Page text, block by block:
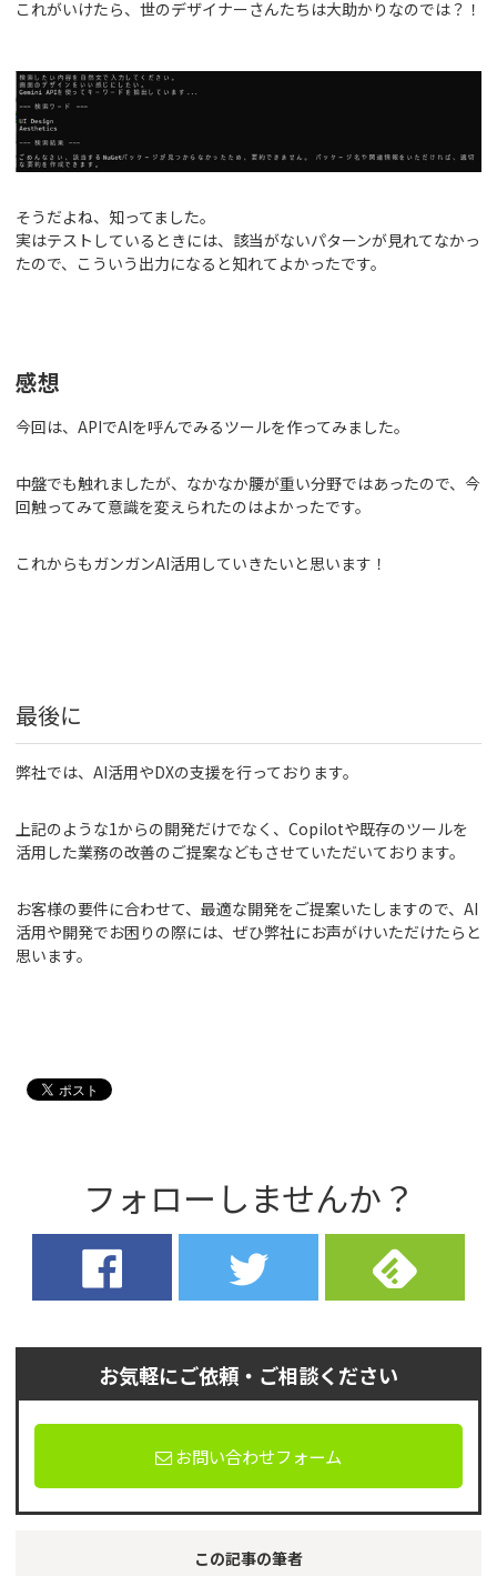
これがいけたら、世のデザイナーさんたちは大助かりなのでは？！
そうだよね、知ってました。
実はテストしているときには、該当がないパターンが見れてなかっ
たので、こういう出力になると知れてよかったです。
感想
今回は、APIでAIを呼んでみるツールを作ってみました。
中盤でも触れましたが、なかなか腰が重い分野ではあったので、今
回触ってみて意識を変えられたのはよかったです。
これからもガンガンAI活用していきたいと思います！
最後に
弊社では、AI活用やDXの支援を行っております。
上記のような1からの開発だけでなく、Copilotや既存のツールを
活用した業務の改善のご提案などもさせていただいております。
お客様の要件に合わせて、最適な開発をご提案いたしますので、AI
活用や開発でお困りの際には、ぜひ弊社にお声がけいただけたらと
思います。
フォローしませんか？
お気軽にご依頼・ご相談ください
お問い合わせフォーム
この記事の筆者